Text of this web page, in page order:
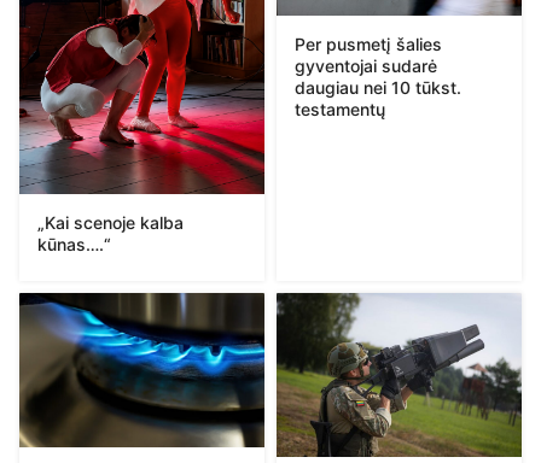
„Kai scenoje kalba
kūnas….“
Per pusmetį šalies
gyventojai sudarė
daugiau nei 10 tūkst.
testamentų